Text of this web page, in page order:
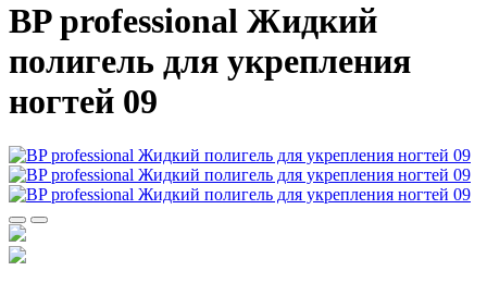
BP professional Жидкий
полигель для укрепления
ногтей 09